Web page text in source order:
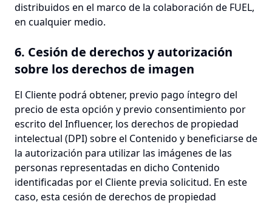
distribuidos en el marco de la colaboración de FUEL,
en cualquier medio.
6. Cesión de derechos y autorización
sobre los derechos de imagen
El Cliente podrá obtener, previo pago íntegro del
precio de esta opción y previo consentimiento por
escrito del Influencer, los derechos de propiedad
intelectual (DPI) sobre el Contenido y beneficiarse de
la autorización para utilizar las imágenes de las
personas representadas en dicho Contenido
identificadas por el Cliente previa solicitud. En este
caso, esta cesión de derechos de propiedad